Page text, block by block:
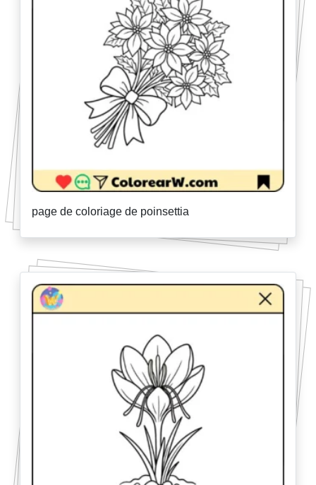
page de coloriage de poinsettia